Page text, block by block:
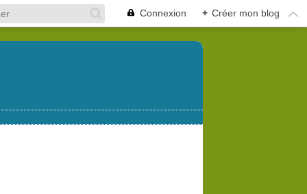
Connexion + Créer mon blog